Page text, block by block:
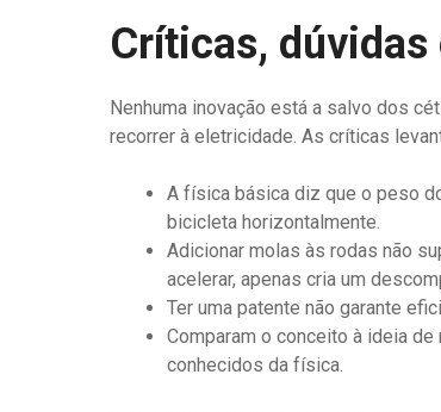
Críticas,
Nenhuma inovação está a salvo dos
recorrer à eletricidade. As críticas
A física básica diz que o peso
bicicleta horizontalmente.
Adicionar molas às rodas não
acelerar, apenas cria um
Ter uma patente não garante
Comparam o conceito à ideia
conhecidos da física.